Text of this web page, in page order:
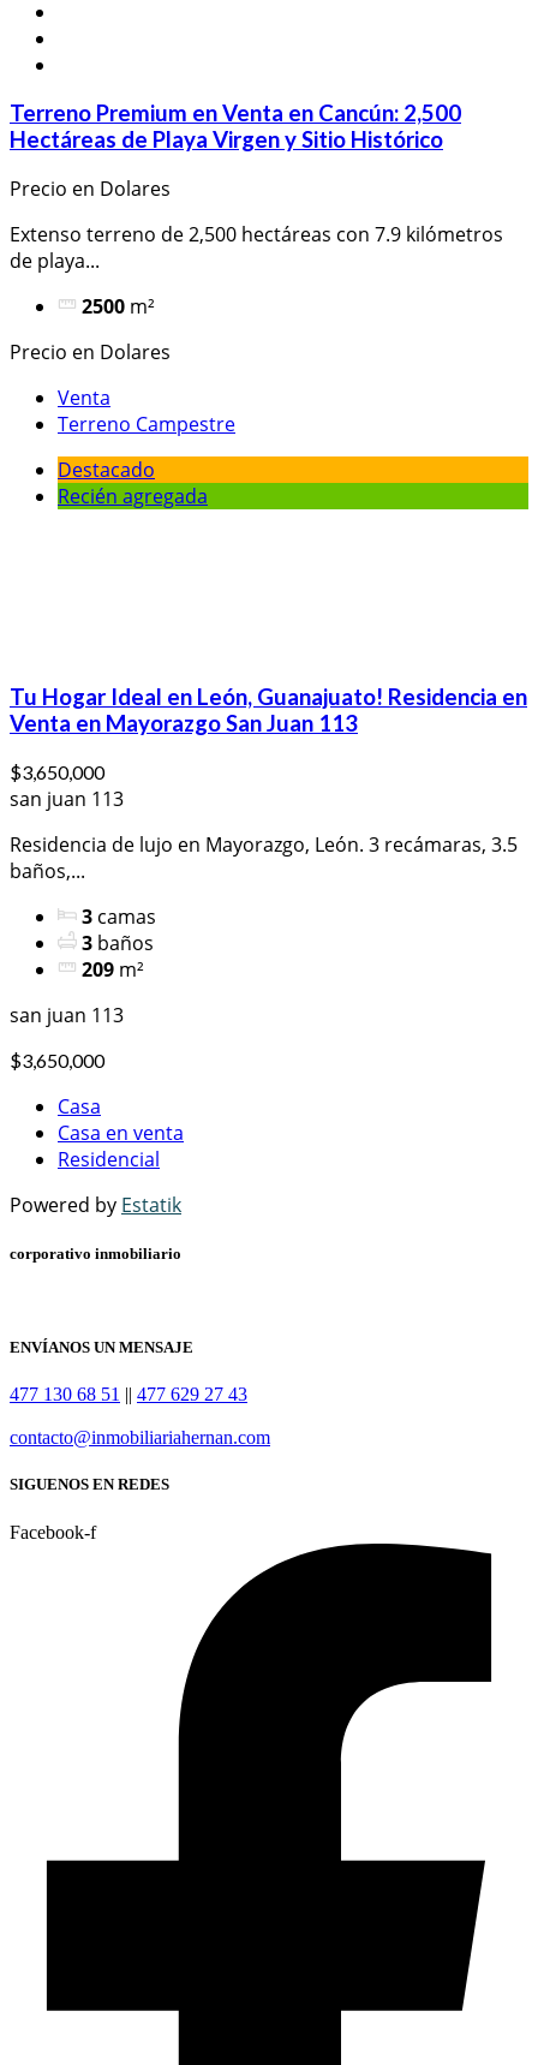
Terreno Premium en Venta en Cancún: 2,500
Hectáreas de Playa Virgen y Sitio Histórico
Precio en Dolares
Extenso terreno de 2,500 hectáreas con 7.9 kilómetros
de playa...
2500 m²
Precio en Dolares
Venta
Terreno Campestre
Destacado
Recién agregada
Tu Hogar Ideal en León, Guanajuato! Residencia en
Venta en Mayorazgo San Juan 113
$3,650,000
san juan 113
Residencia de lujo en Mayorazgo, León. 3 recámaras, 3.5
baños,...
3 camas
3 baños
209 m²
san juan 113
$3,650,000
Casa
Casa en venta
Residencial
Powered by Estatik
corporativo inmobiliario
ENVÍANOS UN MENSAJE
477 130 68 51 || 477 629 27 43
contacto@inmobiliariahernan.com
SIGUENOS EN REDES
Facebook-f